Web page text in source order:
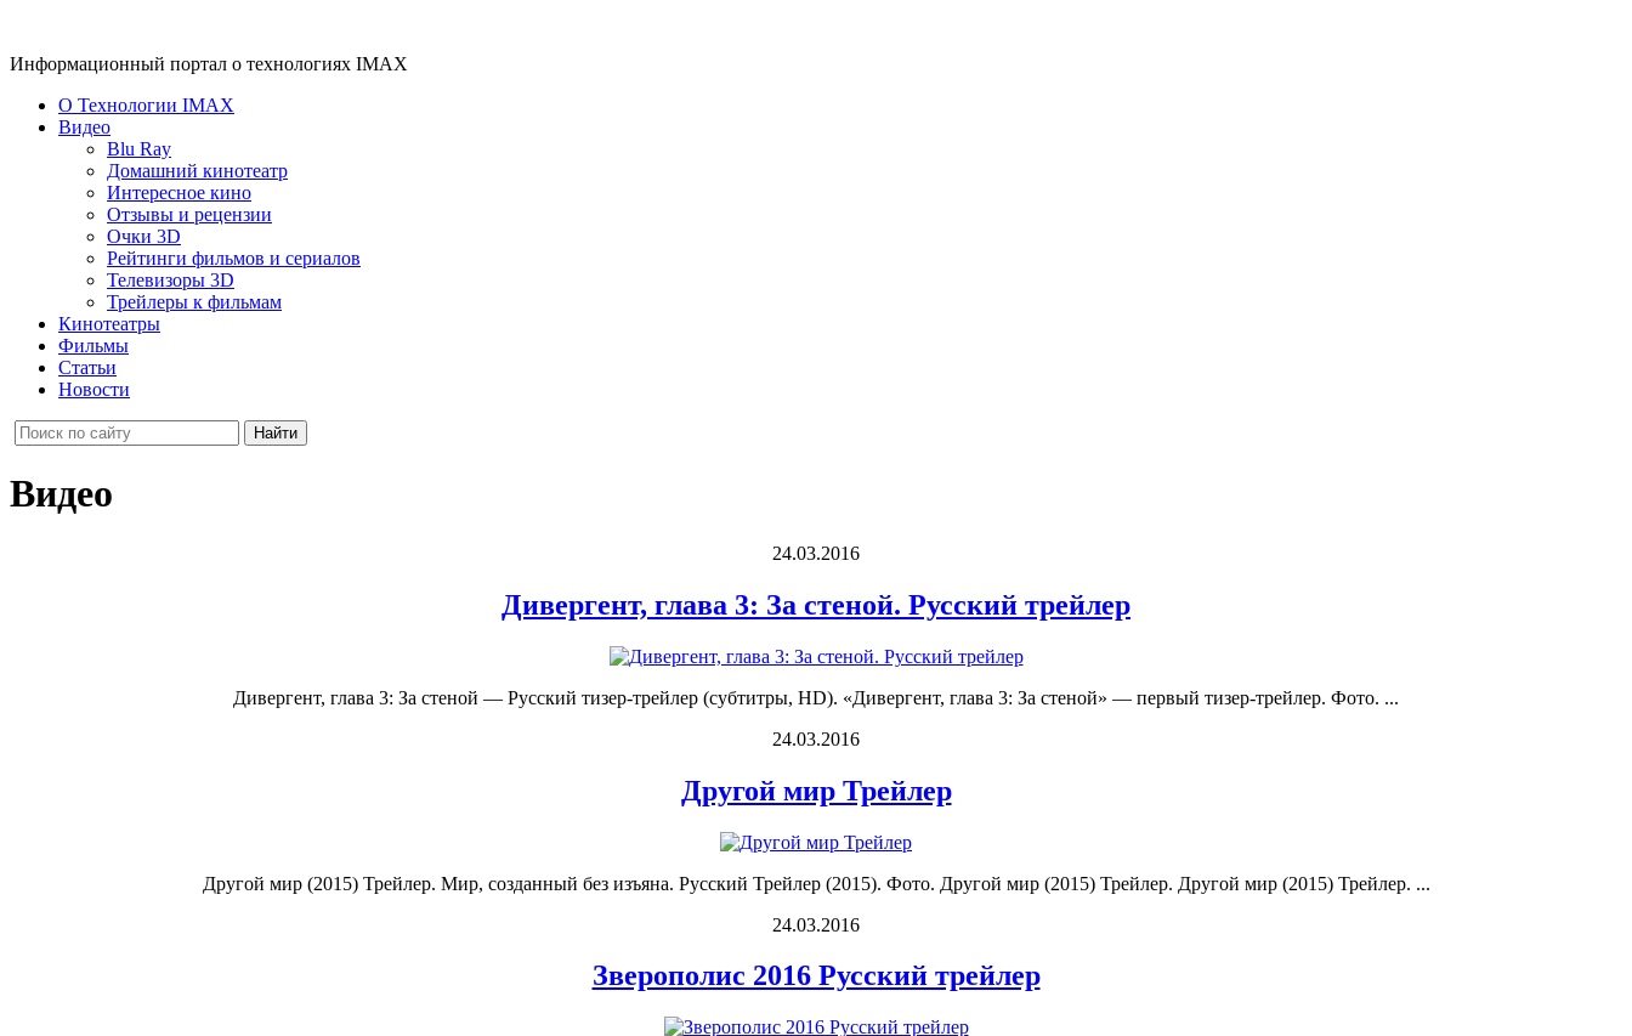
Информационный портал о технологиях IMAX
О Технологии IMAX
Видео
Blu Ray
Домашний кинотеатр
Интересное кино
Отзывы и рецензии
Очки 3D
Рейтинги фильмов и сериалов
Телевизоры 3D
Трейлеры к фильмам
Кинотеатры
Фильмы
Статьи
Новости
Видео
24.03.2016
Дивергент, глава 3: За стеной. Русский трейлер
Дивергент, глава 3: За стеной — Русский тизер-трейлер (субтитры, HD). «Дивергент, глава 3: За стеной» — первый тизер-трейлер. Фото. ...
24.03.2016
Другой мир Трейлер
Другой мир (2015) Трейлер. Мир, созданный без изъяна. Русский Трейлер (2015). Фото. Другой мир (2015) Трейлер. Другой мир (2015) Трейлер. ...
24.03.2016
Зверополис 2016 Русский трейлер